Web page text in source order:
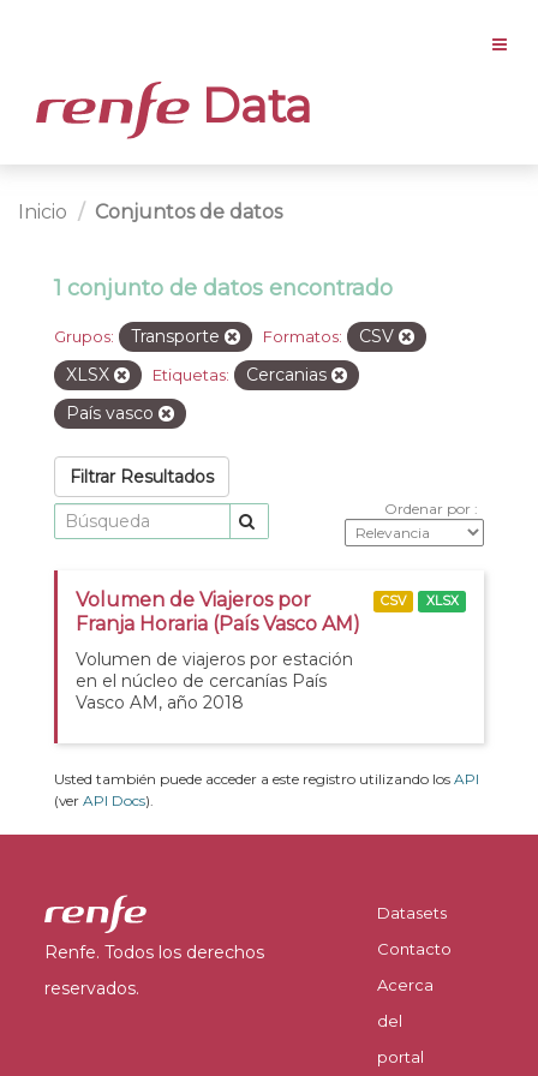
Data
Inicio Conjuntos de datos
1 conjunto de datos encontrado
Grupos: Transporte Formatos:
CSV
XLSX
Etiquetas:
Cercanias
País vasco
Filtrar Resultados
Ordenar por
Volumen de Viajeros por
Franja Horaria (País Vasco AM)
Volumen de viajeros por estación
en el núcleo de cercanías País
Vasco AM, año 2018
CSV XLSX
Usted también puede acceder a este registro utilizando los API
(ver API Docs).
Renfe. Todos los derechos
reservados.
Datasets
Contacto
Acerca
del
portal